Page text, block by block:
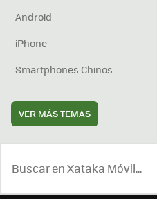
Android
iPhone
Smartphones Chinos
VER MÁS TEMAS